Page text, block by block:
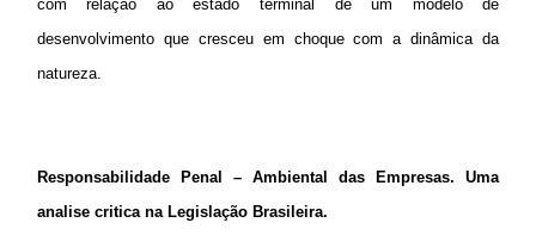
com relação ao estado terminal de um modelo de
desenvolvimento que cresceu em choque com a dinâmica da
natureza.
Responsabilidade Penal – Ambiental das Empresas. Uma
analise critica na Legislação Brasileira.